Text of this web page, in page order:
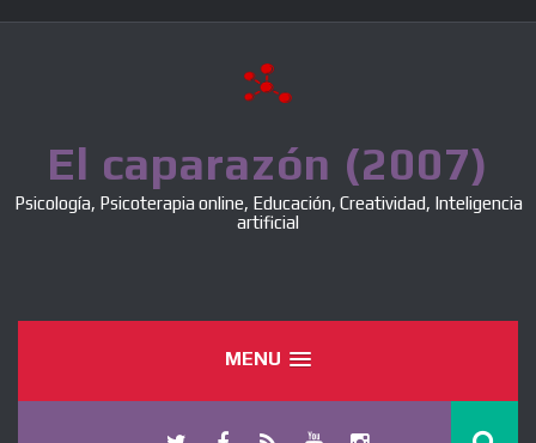
El caparazón (2007)
Psicología, Psicoterapia online, Educación, Creatividad, Inteligencia
artificial
MENU